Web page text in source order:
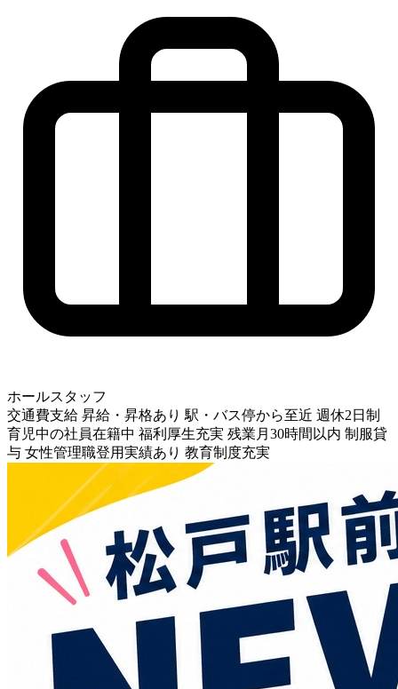
ホールスタッフ
交通費支給 昇給・昇格あり 駅・バス停から至近 週休2日制
育児中の社員在籍中 福利厚生充実 残業月30時間以内 制服貸
与 女性管理職登用実績あり 教育制度充実